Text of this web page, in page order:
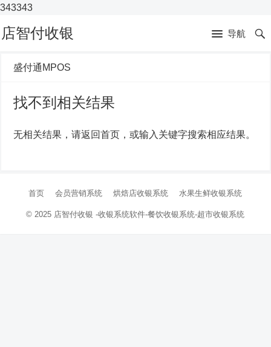
343343
店智付收银 导航
盛付通MPOS
找不到相关结果
无相关结果，请返回首页，或输入关键字搜索相应结果。
首页 会员营销系统 烘焙店收银系统 水果生鲜收银系统
© 2025 店智付收银 -收银系统软件-餐饮收银系统-超市收银系统